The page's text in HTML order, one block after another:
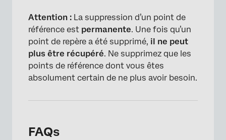
×
Attention : La suppression d’un point de
référence est permanente. Une fois qu’un
point de repère a été supprimé, il ne peut
plus être récupéré. Ne supprimez que les
points de référence dont vous êtes
absolument certain de ne plus avoir besoin.
FAQs